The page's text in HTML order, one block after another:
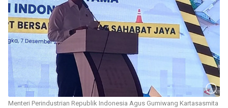
Menteri Perindustrian Republik Indonesia Agus Gumiwang Kartasasmita